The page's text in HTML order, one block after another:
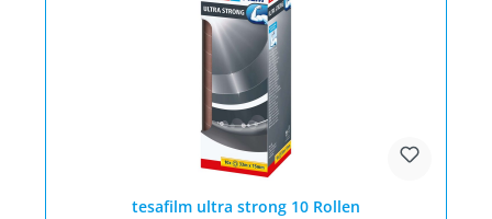
tesafilm ultra strong 10 Rollen